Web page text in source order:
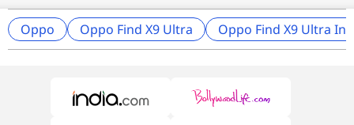
Oppo Oppo Find X9 Ultra Oppo Find X9 Ultra